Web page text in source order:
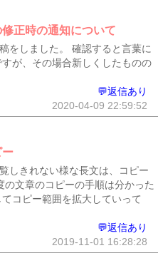
正時の通知について
をしました。 確認すると言葉に
が、その場合新しくしたものの
💬返信あり
2020-04-09 22:59:52
ー
しきれない様な長文は、コピー
文章のコピーの手順は分かった
コピー範囲を拡大していって
💬返信あり
2019-11-01 16:28:28